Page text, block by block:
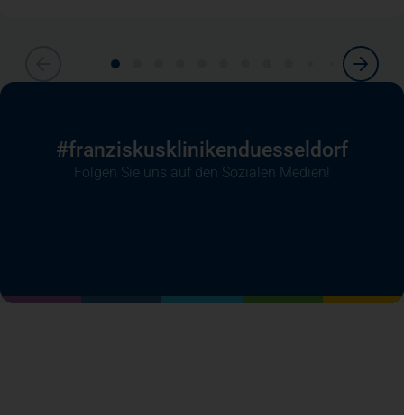
#franziskusklinikenduesseldorf
Folgen Sie uns auf den Sozialen Medien!